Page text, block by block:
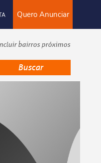
Quero Anunciar
bairros próximos